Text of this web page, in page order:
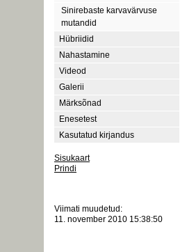
Sinirebaste karvavärvuse
mutandid
Hübriidid
Nahastamine
Videod
Galerii
Märksõnad
Enesetest
Kasutatud kirjandus
Sisukaart
Prindi
Viimati muudetud:
11. november 2010 15:38:50